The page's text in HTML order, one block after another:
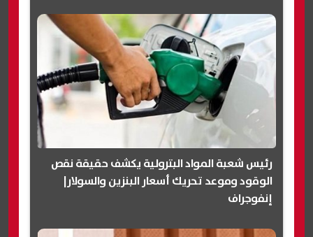
رئيس شعبة المواد البترولية يكشف حقيقة نقص
الوقود وموعد تحريك أسعار البنزين والسولار|
إنفوجراف